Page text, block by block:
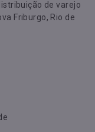
de varejo
Friburgo, Rio de